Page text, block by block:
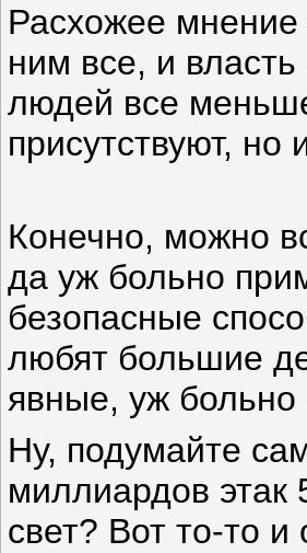
Расхожее
ним все, и
людей все
присутствуют,
Конечно, можно
да уж больно
безопасные
любят большие
явные, уж
Ну, подумайте
миллиардов этак
свет? Вот то-то